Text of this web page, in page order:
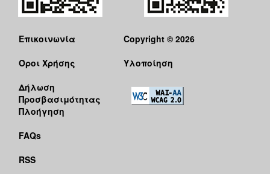
Επικοινωνία
Όροι Χρήσης
Δήλωση
Προσβασιμότητας
Πλοήγηση
FAQs
RSS
Copyright © 2026
Υλοποίηση